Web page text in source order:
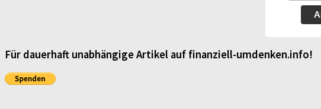
Für dauerhaft unabhängige Artikel auf finanziell-umdenken.info!